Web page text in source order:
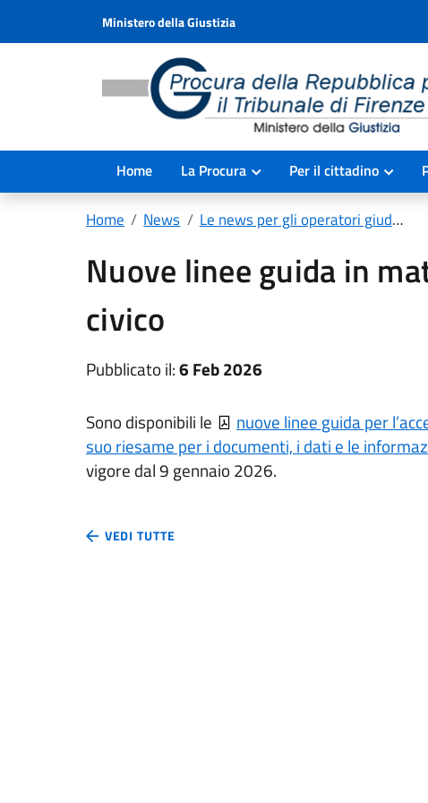
Ministero della Giustizia
Home La Procura Per il cittadino
Home News Le news per gli operatori giudiziari
Nuove linee guida in
civico
Pubblicato il:6 Feb 2026
Sono disponibili le
nuove linee guida per
suo riesame per i documenti, i dati e le
vigore dal 9 gennaio 2026.
VEDI TUTTE